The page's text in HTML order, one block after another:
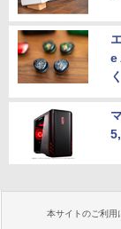
e
く
本サイトのご利用